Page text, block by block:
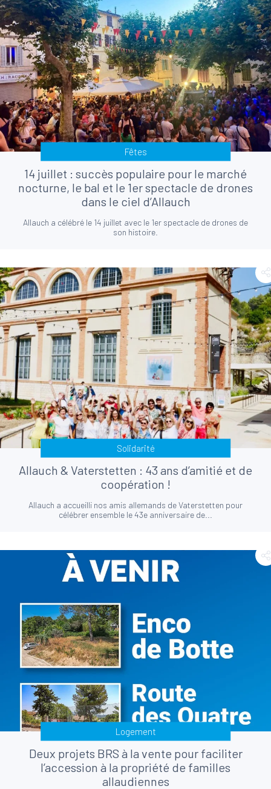
Fêtes
14 juillet : succès populaire pour le marché
nocturne, le bal et le 1er spectacle de drones
dans le ciel d’Allauch
Allauch a célébré le 14 juillet avec le 1er spectacle de drones de
son histoire.
Solidarité
Allauch & Vaterstetten : 43 ans d’amitié et de
coopération !
Allauch a accueilli nos amis allemands de Vaterstetten pour
célébrer ensemble le 43e anniversaire de...
Logement
Deux projets BRS à la vente pour faciliter
l’accession à la propriété de familles
allaudiennes